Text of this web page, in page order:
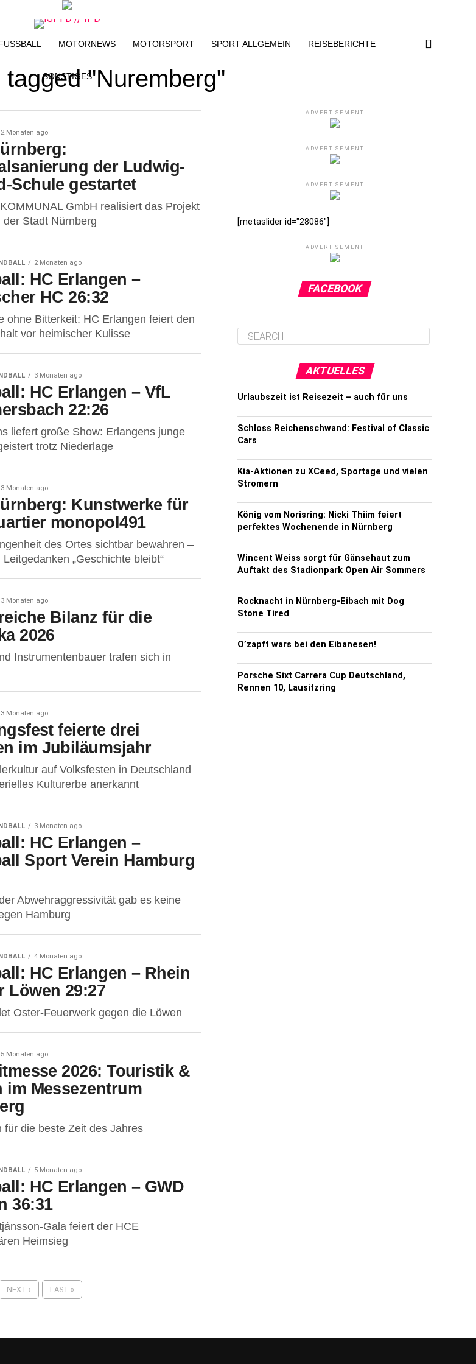
MOTORNEWS MOTORSPORT SPORT ALLGEMEIN REISEBERICHTE
SONSTIGES"Nuremberg"
2 Monaten ago
der Ludwig-
Schule gestartet
GmbH realisiert das Projekt
der Stadt Nürnberg
2 Monaten ago
HC Erlangen –
HC 26:32
ohne Bitterkeit: HC Erlangen feiert den
vor heimischer Kulisse
3 Monaten ago
HC Erlangen – VfL
22:26
liefert große Show: Erlangens junge
trotz Niederlage
3 Monaten ago
Kunstwerke für
monopol491
des Ortes sichtbar bewahren –
„Geschichte bleibt“
3 Monaten ago
Bilanz für die
2026
Instrumentenbauer trafen sich in
3 Monaten ago
feierte drei
im Jubiläumsjahr
auf Volksfesten in Deutschland
Kulturerbe anerkannt
3 Monaten ago
HC Erlangen –
Sport Verein Hamburg
Abwehraggressivität gab es keine
Hamburg
4 Monaten ago
HC Erlangen – Rhein
Löwen 29:27
Oster-Feuerwerk gegen die Löwen
5 Monaten ago
2026: Touristik &
im Messezentrum
für die beste Zeit des Jahres
5 Monaten ago
HC Erlangen – GWD
36:31
Gala feiert der HCE
Heimsieg
NEXT › LAST »
ADVERTISEMENT
ADVERTISEMENT
ADVERTISEMENT
[metaslider id="28086"]
ADVERTISEMENT
FACEBOOK
AKTUELLES
Urlaubszeit ist Reisezeit – auch für uns
Schloss Reichenschwand: Festival of Classic
Cars
Kia-Aktionen zu XCeed, Sportage und vielen
Stromern
König vom Norisring: Nicki Thiim feiert
perfektes Wochenende in Nürnberg
Wincent Weiss sorgt für Gänsehaut zum
Auftakt des Stadionpark Open Air Sommers
Rocknacht in Nürnberg-Eibach mit Dog
Stone Tired
O’zapft wars bei den Eibanesen!
Porsche Sixt Carrera Cup Deutschland,
Rennen 10, Lausitzring